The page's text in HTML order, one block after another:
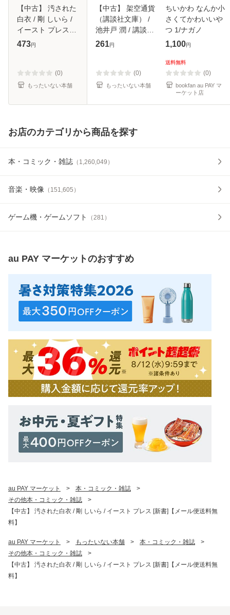
【中古】 汚された
白衣 / 剛 しいら /
イースト プレス
[新書]【メール便送
473円
(0)
もったいない本舗
【中古】 架空通貨
（講談社文庫） /
池井戸 潤 / 講談社
[文庫]【メール便送
261円
(0)
もったいない本舗
ちいかわ なんか小
さくてかわいいや
つ 1/ナガノ
1,100円
送料無料
(0)
bookfan au PAY マ
ーケット店
お店のカテゴリから商品を探す
本・コミック・雑誌 （ 1,260,049 ）
音楽・映像 （ 151,605 ）
ゲーム機・ゲームソフト （281 ）
au PAY マーケットのおすすめ
au PAY マーケット > 本・コミック・雑誌
>
その他本・コミック・雑誌
>
【中古】 汚された白衣 / 剛 しいら / イースト プレス [新書]【メール便送料無
料】
au PAY マーケット > もったいない本舗 > 本・コミック・雑誌
>
その他本・コミック・雑誌
>
【中古】 汚された白衣 / 剛 しいら / イースト プレス [新書]【メール便送料無
料】